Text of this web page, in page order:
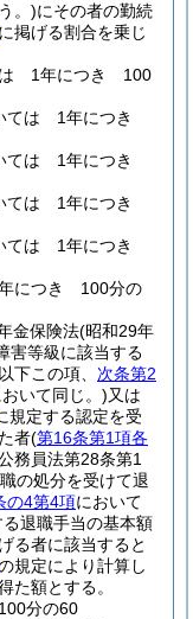
。)にその者の勤続
に掲げる割合を乗じ
は 1年につき 100
ては 1年につき
ては 1年につき
ては 1年につき
ては 1年につき
につき 100分の
金保険法(昭和29年
害等級に該当する
下この項、 次条第2
おいて同じ。)又は
規定する認定を受
者(第16条第1項各
務員法第28条第1
の処分を受けて退
の4第4項において
る退職手当の基本額
る者に該当すると
規定により計算し
た額とする。
分の60